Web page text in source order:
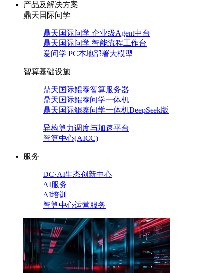
产品及解决方案
鼎天国际问学
鼎天国际问学 企业级Agent中台
鼎天国际问学 智能流程工作台
爱问学 PC本地部署大模型
智算基础设施
鼎天国际鲲泰智算服务器
鼎天国际鲲泰问学一体机
鼎天国际鲲泰问学一体机DeepSeek版
异构算力调度与加速平台
智算中心(AICC)
服务
DC·AI生态创新中心
AI服务
AI培训
智算中心运营服务